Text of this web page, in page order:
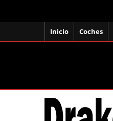
Inicio Coches